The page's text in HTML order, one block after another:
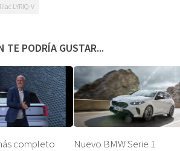
LYRIQ-V
TE PODRÍA GUSTAR...
completo
Nuevo BMW Serie 1